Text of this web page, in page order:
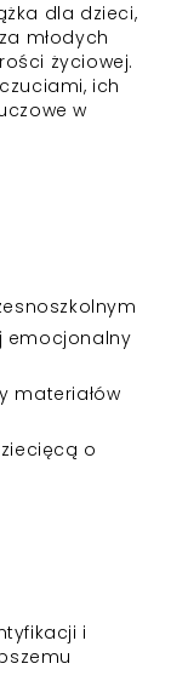
dla dzieci,
młodych
życiowej.
ich
w
emocjonalny
materiałów
o
i